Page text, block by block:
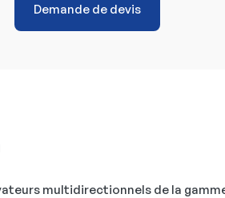
Demande de devis
multidirectionnels de la